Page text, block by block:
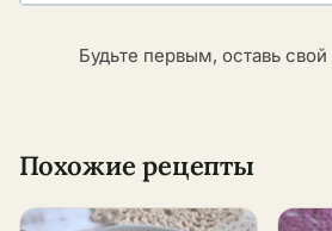
Будьте первым, оставь
Похожие рецепты